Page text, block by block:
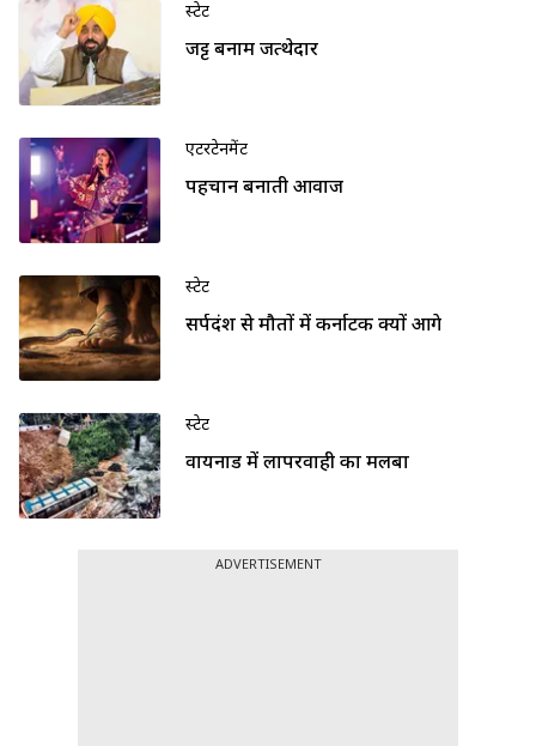
स्टेट
जट्ट बनाम जत्थेदार
एंटरटेनमेंट
पहचान बनाती आवाज
स्टेट
सर्पदंश से मौतों में कर्नाटक क्यों आगे
स्टेट
वायनाड में लापरवाही का मलबा
ADVERTISEMENT